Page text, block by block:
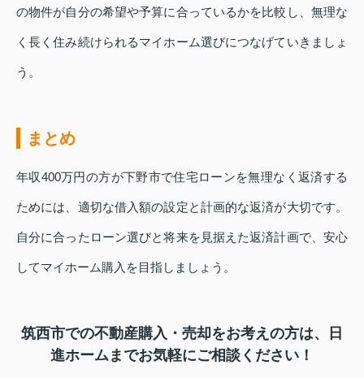
の物件が自分の希望や予算に合っているかを比較し、無理な
く長く住み続けられるマイホーム選びにつなげていきましょ
う。
まとめ
年収400万円の方が下野市で住宅ローンを無理なく返済する
ためには、適切な借入額の設定と計画的な返済が大切です。
自分に合ったローン選びと将来を見据えた返済計画で、安心
してマイホーム購入を目指しましょう。
筑西市での不動産購入・売却をお考えの方は、日
進ホームまでお気軽にご相談ください！